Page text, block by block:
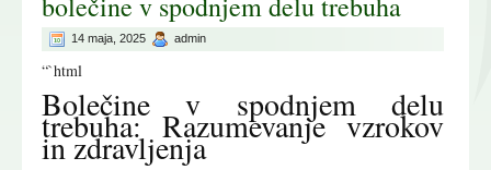
14 maja, 2025 admin
“`html
Bolečine v spodnjem delu
trebuha: Razumevanje vzrokov
in zdravljenja